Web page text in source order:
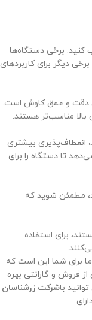
کنید. برخی دستگاه‌ها
دیگر برای کاربردهای
دقت و عمق کاوش است.
بالا مناسب‌تر هستند.
انعطاف‌پذیری بیشتری
تا دستگاه را برای
مطمئن شوید که
برای استفاده
برای شما این است که
فروش و گارانتی بهره
باشرکت زرشناسان